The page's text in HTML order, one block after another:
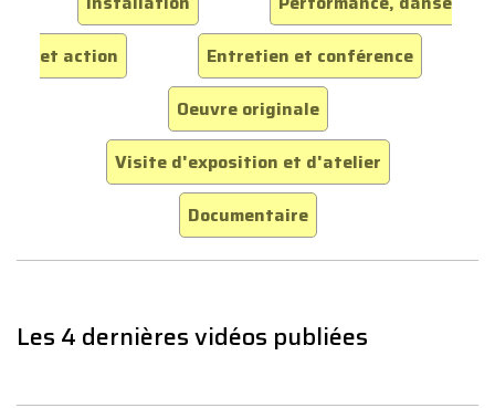
et action
Entretien et conférence
Oeuvre originale
Visite d'exposition et d'atelier
Documentaire
Les 4 dernières vidéos publiées